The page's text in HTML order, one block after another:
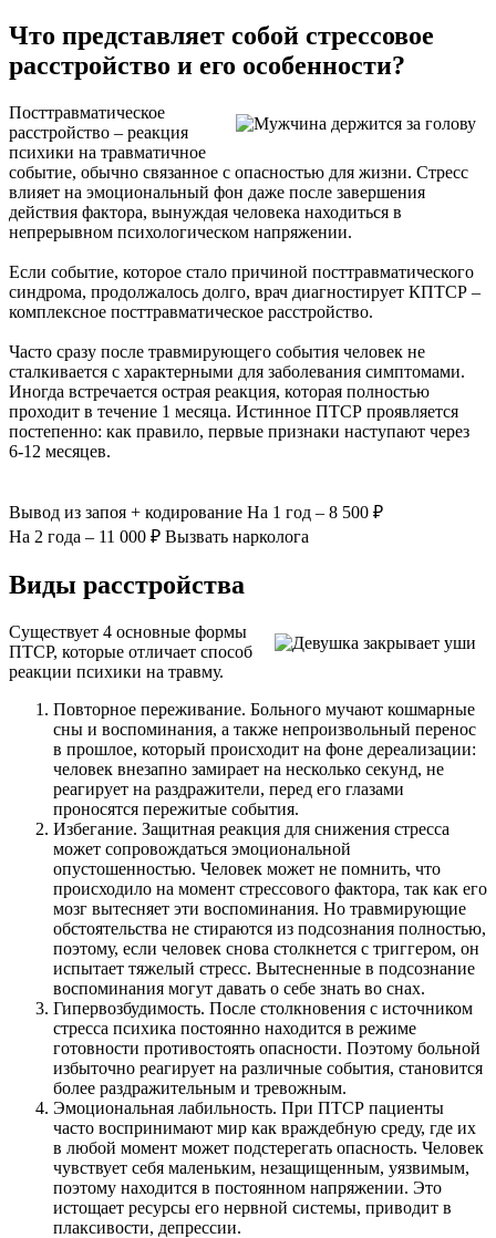
Что представляет собой стрессовое
расстройство и его особенности?
Посттравматическое
расстройство – реакция
психики на травматичное
событие, обычно связанное с опасностью для жизни. Стресс
влияет на эмоциональный фон даже после завершения
действия фактора, вынуждая человека находиться в
непрерывном психологическом напряжении.
Если событие, которое стало причиной посттравматического
синдрома, продолжалось долго, врач диагностирует КПТСР –
комплексное посттравматическое расстройство.
Часто сразу после травмирующего события человек не
сталкивается с характерными для заболевания симптомами.
Иногда встречается острая реакция, которая полностью
проходит в течение 1 месяца. Истинное ПТСР проявляется
постепенно: как правило, первые признаки наступают через
6-12 месяцев.
Вывод из запоя + кодирование На 1 год – 8 500 ₽
На 2 года – 11 000 ₽ Вызвать нарколога
Виды расстройства
Существует 4 основные формы
ПТСР, которые отличает способ
реакции психики на травму.
Повторное переживание. Больного мучают кошмарные
сны и воспоминания, а также непроизвольный перенос
в прошлое, который происходит на фоне дереализации:
человек внезапно замирает на несколько секунд, не
реагирует на раздражители, перед его глазами
проносятся пережитые события.
Избегание. Защитная реакция для снижения стресса
может сопровождаться эмоциональной
опустошенностью. Человек может не помнить, что
происходило на момент стрессового фактора, так как его
мозг вытесняет эти воспоминания. Но травмирующие
обстоятельства не стираются из подсознания полностью,
поэтому, если человек снова столкнется с триггером, он
испытает тяжелый стресс. Вытесненные в подсознание
воспоминания могут давать о себе знать во снах.
Гипервозбудимость. После столкновения с источником
стресса психика постоянно находится в режиме
готовности противостоять опасности. Поэтому больной
избыточно реагирует на различные события, становится
более раздражительным и тревожным.
Эмоциональная лабильность. При ПТСР пациенты
часто воспринимают мир как враждебную среду, где их
в любой момент может подстерегать опасность. Человек
чувствует себя маленьким, незащищенным, уязвимым,
поэтому находится в постоянном напряжении. Это
истощает ресурсы его нервной системы, приводит в
плаксивости, депрессии.